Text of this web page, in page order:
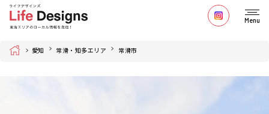
Menu
Home 愛知 常滑・知多エリア 常滑市